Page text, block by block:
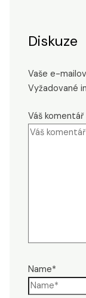
Diskuze
Vaše e-
Vyžadované
Váš komentář
Name*